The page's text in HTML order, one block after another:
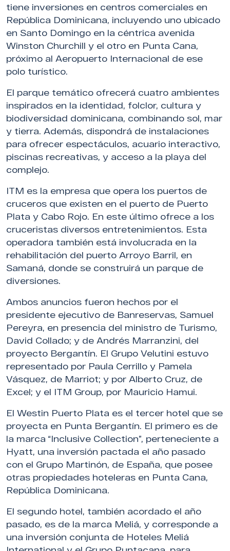
tiene inversiones en centros comerciales en
República Dominicana, incluyendo uno ubicado
en Santo Domingo en la céntrica avenida
Winston Churchill y el otro en Punta Cana,
próximo al Aeropuerto Internacional de ese
polo turístico.
El parque temático ofrecerá cuatro ambientes
inspirados en la identidad, folclor, cultura y
biodiversidad dominicana, combinando sol, mar
y tierra. Además, dispondrá de instalaciones
para ofrecer espectáculos, acuario interactivo,
piscinas recreativas, y acceso a la playa del
complejo.
ITM es la empresa que opera los puertos de
cruceros que existen en el puerto de Puerto
Plata y Cabo Rojo. En este último ofrece a los
cruceristas diversos entretenimientos. Esta
operadora también está involucrada en la
rehabilitación del puerto Arroyo Barril, en
Samaná, donde se construirá un parque de
diversiones.
Ambos anuncios fueron hechos por el
presidente ejecutivo de Banreservas, Samuel
Pereyra, en presencia del ministro de Turismo,
David Collado; y de Andrés Marranzini, del
proyecto Bergantín. El Grupo Velutini estuvo
representado por Paula Cerrillo y Pamela
Vásquez, de Marriot; y por Alberto Cruz, de
Excel; y el ITM Group, por Mauricio Hamui.
El Westin Puerto Plata es el tercer hotel que se
proyecta en Punta Bergantín. El primero es de
la marca “Inclusive Collection”, perteneciente a
Hyatt, una inversión pactada el año pasado
con el Grupo Martinón, de España, que posee
otras propiedades hoteleras en Punta Cana,
República Dominicana.
El segundo hotel, también acordado el año
pasado, es de la marca Meliá, y corresponde a
una inversión conjunta de Hoteles Meliá